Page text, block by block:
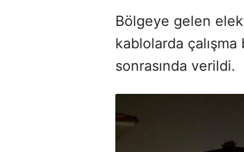
Bölgeye gelen
kablolarda
sonrasında verildi.